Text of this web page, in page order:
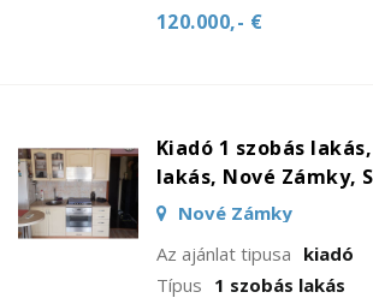
120.000,- €
Kiadó 1 szobás
lakás, Nové Zámky,
Nové Zámky
Az ajánlat tipusa kiadó
Típus 1 szobás lakás